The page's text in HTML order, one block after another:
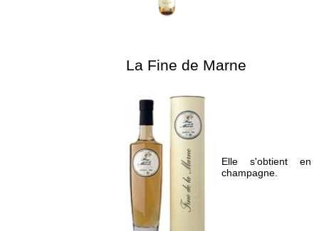
La Fine de Marne
Elle s'obtient
champagne.